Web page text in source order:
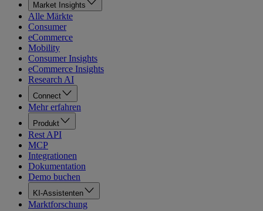
Market Insights
Alle Märkte
Consumer
eCommerce
Mobility
Consumer Insights
eCommerce Insights
Research AI
Connect
Mehr erfahren
Produkt
Rest API
MCP
Integrationen
Dokumentation
Demo buchen
KI-Assistenten
Marktforschung